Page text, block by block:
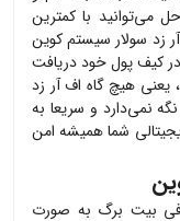
می‌توانید با کمترین
زد سولار سیستم کوین
کیف پول خود دریافت
اف آر زد
نمی‌دارد و سریعا به
شما همیشه امن
بیت برگ به صورت